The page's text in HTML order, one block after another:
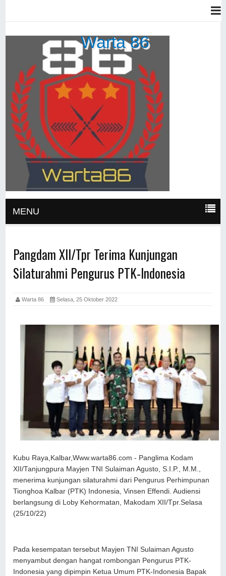
Warta 86
MENU
Pangdam XII/Tpr Terima Kunjungan
Silaturahmi Pengurus PTK-Indonesia
Warta 86 Selasa, 25 Oktober 2022
Kubu Raya,Kalbar,Www.warta86.com - Panglima Kodam
XII/Tanjungpura Mayjen TNI Sulaiman Agusto, S.I.P., M.M.,
menerima kunjungan silaturahmi dari Pengurus Perhimpunan
Tionghoa Kalbar (PTK) Indonesia, Vinsen Effendi. Audiensi
berlangsung di Loby Kehormatan, Makodam XII/Tpr.Selasa
(25/10/22)
Pada kesempatan tersebut Mayjen TNI Sulaiman Agusto
menyambut dengan hangat rombongan Pengurus PTK-
Indonesia yang dipimpin Ketua Umum PTK-Indonesia Bapak